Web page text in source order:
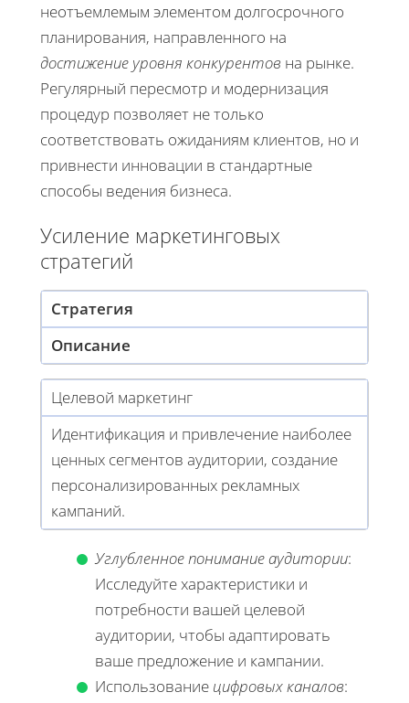
неотъемлемым элементом долгосрочного
планирования, направленного на
достижение уровня конкурентов на рынке.
Регулярный пересмотр и модернизация
процедур позволяет не только
соответствовать ожиданиям клиентов, но и
привнести инновации в стандартные
способы ведения бизнеса.
Усиление маркетинговых
стратегий
Стратегия
Описание
Целевой маркетинг
Идентификация и привлечение наиболее
ценных сегментов аудитории, создание
персонализированных рекламных
кампаний.
Углубленное понимание аудитории:
Исследуйте характеристики и
потребности вашей целевой
аудитории, чтобы адаптировать
ваше предложение и кампании.
Использование цифровых каналов: